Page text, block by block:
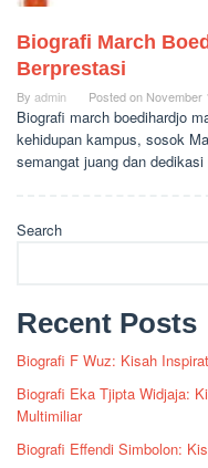
Biografi March
Berprestasi
By admin Posted on November
Biografi march boedihardjo
kehidupan kampus, sosok
semangat juang dan
Search
Recent Posts
Biografi F Wuz: Kisah
Biografi Eka Tjipta Widjaja:
Multimiliar
Biografi Effendi Simbolon: